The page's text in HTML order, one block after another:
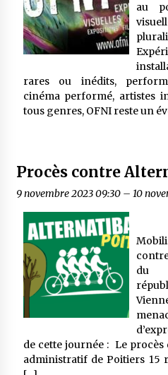
au
rares ou inédits,
cinéma performé, artistes
tous genres, OFNI reste un
Procès contre
9 novembre 2023 09:30– 10
du
de cette journée : Le
administratif de Poitiers 15